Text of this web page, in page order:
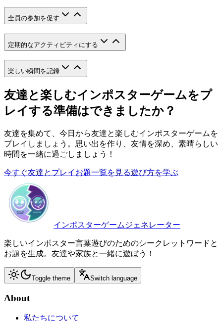
全員の参加を促す
定期的なアクティビティにする
楽しい瞬間を記録
友達と楽しむインポスターゲームをプ
レイする準備はできましたか？
友達を集めて、今日から友達と楽しむインポスターゲームを
プレイしましょう。思い出を作り、友情を深め、素晴らしい
時間を一緒に過ごしましょう！
今すぐ友達とプレイ お題一覧を見る遊び方を学ぶ
インポスターゲームジェネレーター
楽しいインポスター言葉遊びのためのシークレットワードと
お題を生成。友達や家族と一緒に遊ぼう！
Toggle theme Switch language
About
私たちについて